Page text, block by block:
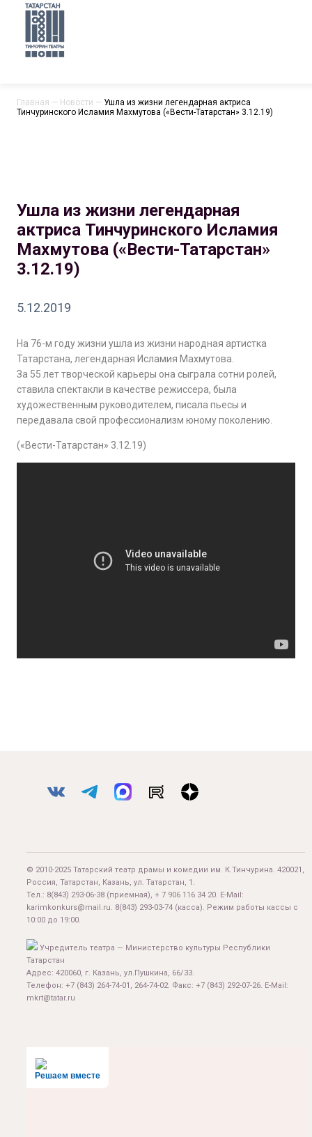
Главная — Новости — Ушла из жизни легендарная актриса
Тинчуринского Исламия Махмутова («Вести-Татарстан» 3.12.19)
Ушла из жизни легендарная
актриса Тинчуринского Исламия
Махмутова («Вести-Татарстан»
3.12.19)
5.12.2019
На 76-м году жизни ушла из жизни народная артистка
Татарстана, легендарная Исламия Махмутова.
За 55 лет творческой карьеры она сыграла сотни ролей,
ставила спектакли в качестве режиссера, была
художественным руководителем, писала пьесы и
передавала свой профессионализм юному поколению.
(«Вести-Татарстан» 3.12.19)
© 2010-2025 Татарский театр драмы и комедии им. К.Тинчурина. 420021,
Россия, Татарстан, Казань, ул. Татарстан, 1.
Тел.: 8(843) 293-06-38 (приемная), + 7 906 116 34 20. E-Mail:
karimkonkurs@mail.ru. 8(843) 293-03-74 (касса). Режим работы кассы с
10:00 до 19:00.
Учредитель театра — Министерство культуры Республики
Татарстан
Адрес: 420060, г. Казань, ул.Пушкина, 66/33.
Телефон: +7 (843) 264-74-01, 264-74-02. Факс: +7 (843) 292-07-26. E-Mail:
mkrt@tatar.ru
Решаем вместе